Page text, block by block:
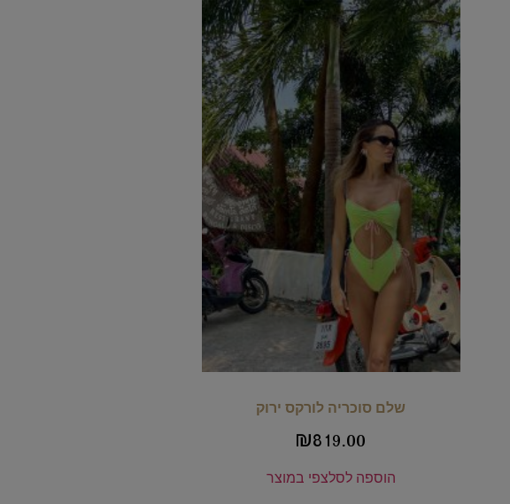
שלם סוכריה לורקס ירוק
₪819.00
הוספה לסלצפי במוצר